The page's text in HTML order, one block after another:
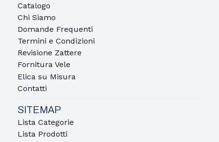
Catalogo
Chi Siamo
Domande Frequenti
Termini e Condizioni
Revisione Zattere
Fornitura Vele
Elica su Misura
Contatti
SITEMAP
Lista Categorie
Lista Prodotti